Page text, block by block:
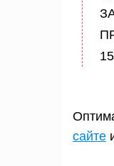
сайте